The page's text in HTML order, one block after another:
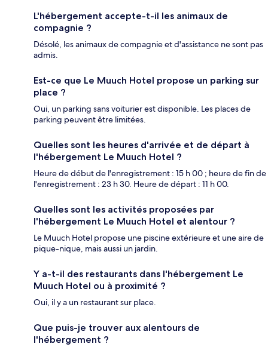
L'hébergement accepte-t-il les animaux de
compagnie ?
Désolé, les animaux de compagnie et d'assistance ne sont pas
admis.
Est-ce que Le Muuch Hotel propose un parking sur
place ?
Oui, un parking sans voiturier est disponible. Les places de
parking peuvent être limitées.
Quelles sont les heures d'arrivée et de départ à
l'hébergement Le Muuch Hotel ?
Heure de début de l'enregistrement : 15 h 00 ; heure de fin de
l'enregistrement : 23 h 30. Heure de départ : 11 h 00.
Quelles sont les activités proposées par
l'hébergement Le Muuch Hotel et alentour ?
Le Muuch Hotel propose une piscine extérieure et une aire de
pique-nique, mais aussi un jardin.
Y a-t-il des restaurants dans l'hébergement Le
Muuch Hotel ou à proximité ?
Oui, il y a un restaurant sur place.
Que puis-je trouver aux alentours de
l'hébergement ?